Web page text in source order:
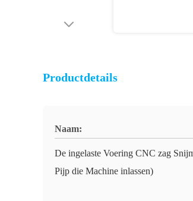
Productdetails
Naam:
De ingelaste Voering CNC zag
Pijp die Machine inlassen)